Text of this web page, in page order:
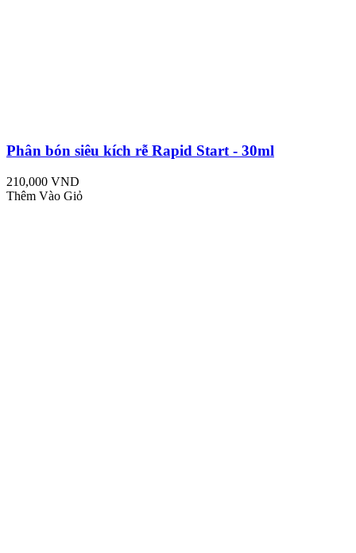
Phân bón siêu kích rễ Rapid Start - 30ml
210,000 VND
Thêm Vào Giỏ